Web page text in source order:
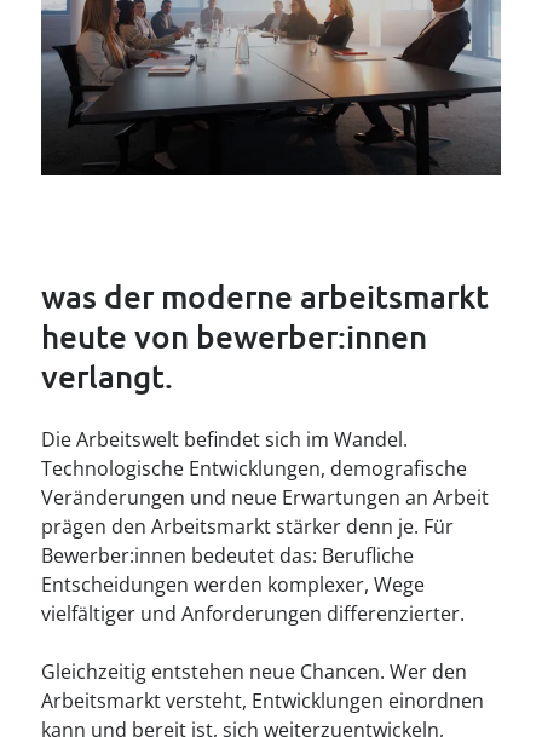
----
was der moderne arbeitsmarkt
heute von bewerber:innen
verlangt.
Die Arbeitswelt befindet sich im Wandel.
Technologische Entwicklungen, demografische
Veränderungen und neue Erwartungen an Arbeit
prägen den Arbeitsmarkt stärker denn je. Für
Bewerber:innen bedeutet das: Berufliche
Entscheidungen werden komplexer, Wege
vielfältiger und Anforderungen differenzierter.
Gleichzeitig entstehen neue Chancen. Wer den
Arbeitsmarkt versteht, Entwicklungen einordnen
kann und bereit ist, sich weiterzuentwickeln,